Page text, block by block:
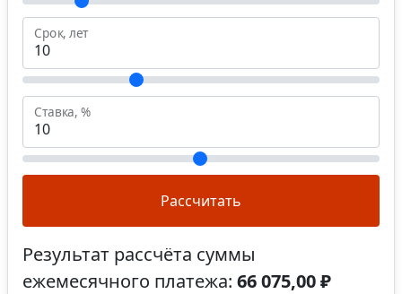
Срок, лет
Ставка, %
Рассчитать
Результат рассчёта суммы
ежемесячного платежа: 66 075,00 ₽